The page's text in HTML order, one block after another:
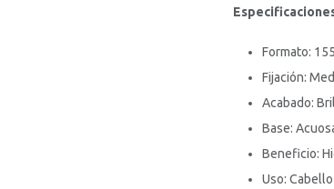
Formato:
Fijación:
Acabado:
Base:
Beneficio:
Uso: